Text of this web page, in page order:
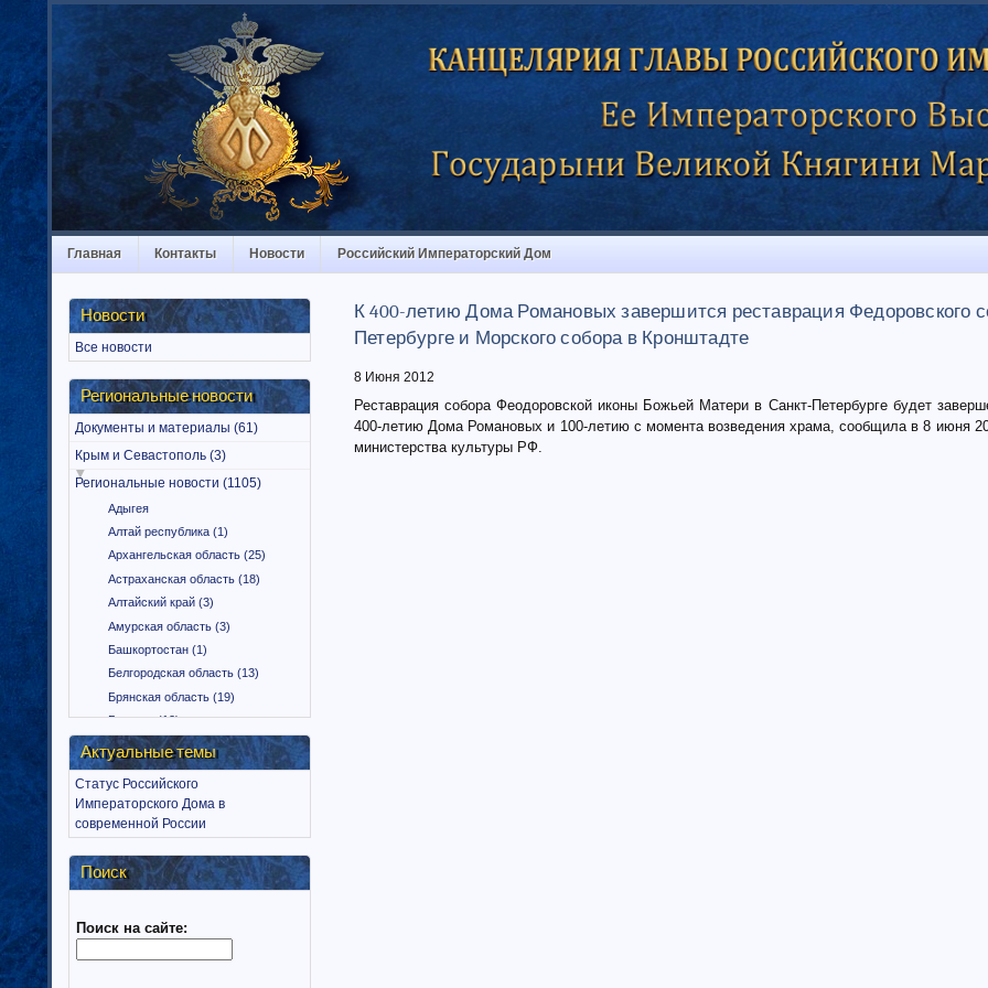
Главная Контакты Новости Российский Императорский Дом
Новости
Все новости
Региональные новости
Документы и материалы (61)
Крым и Севастополь (3)
Региональные новости (1105)
Адыгея
Алтай республика (1)
Архангельская область (25)
Астраханская область (18)
Алтайский край (3)
Амурская область (3)
Башкортостан (1)
Белгородская область (13)
Брянская область (19)
Бурятия (12)
Владимирская область (15)
Вологодская область (9)
Воронежская область (18)
Дагестан (1)
Еврейская автономная область
(1)
Забайкальский край (2)
Иркутская область (11)
Актуальные темы
Статус Российского
Императорского Дома в
современной России
Поиск
Поиск на сайте:
К 400-летию Дома Романовых завершится реставрация Федоровского
Петербурге и Морского собора в Кронштадте
8 Июня 2012
Реставрация собора Феодоровской иконы Божьей Матери в Санкт-Петербурге будет
400-летию Дома Романовых и 100-летию с момента возведения храма, сообщила в 8 июня
министерства культуры РФ.